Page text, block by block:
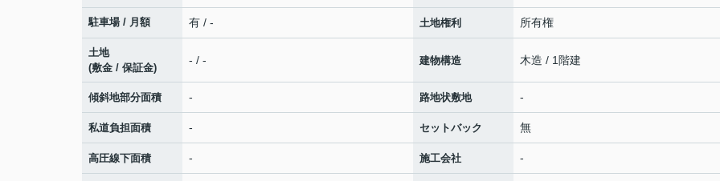
駐車場 / 月額 有 / - 土地権利 所有権
土地
(敷金 / 保証金)
- / - 建物構造 木造 / 1階建
傾斜地部分面積 - 路地状敷地 -
私道負担面積 - セットバック 無
高圧線下面積 - 施工会社 -